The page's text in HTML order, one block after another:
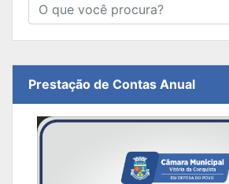
Prestação de Contas Anual